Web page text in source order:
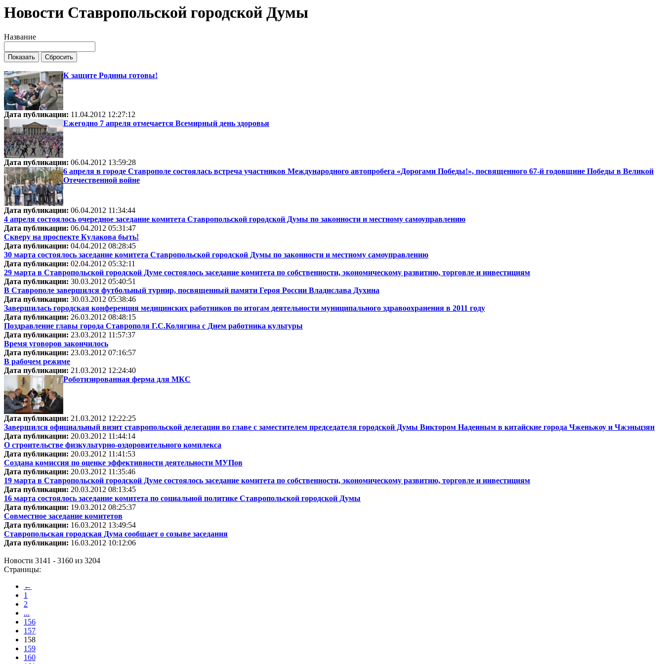
Новости Ставропольской городской Думы
Название
К защите Родины готовы!
Дата публикации: 11.04.2012 12:27:12
Ежегодно 7 апреля отмечается Всемирный день здоровья
Дата публикации: 06.04.2012 13:59:28
6 апреля в городе Ставрополе состоялась встреча участников Международного автопробега «Дорогами Победы!», посвященного 67-й годовщине Победы в Великой
Отечественной войне
Дата публикации: 06.04.2012 11:34:44
4 апреля состоялось очередное заседание комитета Ставропольской городской Думы по законности и местному самоуправлению
Дата публикации: 06.04.2012 05:31:47
Скверу на проспекте Кулакова быть!
Дата публикации: 04.04.2012 08:28:45
30 марта состоялось заседание комитета Ставропольской городской Думы по законности и местному самоуправлению
Дата публикации: 02.04.2012 05:32:11
29 марта в Ставропольской городской Думе состоялось заседание комитета по собственности, экономическому развитию, торговле и инвестициям
Дата публикации: 30.03.2012 05:40:51
В Ставрополе завершился футбольный турнир, посвященный памяти Героя России Владислава Духина
Дата публикации: 30.03.2012 05:38:46
Завершилась городская конференция медицинских работников по итогам деятельности муниципального здравоохранения в 2011 году
Дата публикации: 26.03.2012 08:48:15
Поздравление главы города Ставрополя Г.С.Колягина с Днем работника культуры
Дата публикации: 23.03.2012 11:57:37
Время уговоров закончилось
Дата публикации: 23.03.2012 07:16:57
В рабочем режиме
Дата публикации: 21.03.2012 12:24:40
Роботизированная ферма для МКС
Дата публикации: 21.03.2012 12:22:25
Завершился официальный визит ставропольской делегации во главе с заместителем председателя городской Думы Виктором Надеиным в китайские города Чженьжоу и Чжэньцзян
Дата публикации: 20.03.2012 11:44:14
О строительстве физкультурно-оздоровительного комплекса
Дата публикации: 20.03.2012 11:41:53
Создана комиссия по оценке эффективности деятельности МУПов
Дата публикации: 20.03.2012 11:35:46
19 марта в Ставропольской городской Думе состоялось заседание комитета по собственности, экономическому развитию, торговле и инвестициям
Дата публикации: 20.03.2012 08:13:45
16 марта состоялось заседание комитета по социальной политике Ставропольской городской Думы
Дата публикации: 19.03.2012 08:25:37
Совместное заседание комитетов
Дата публикации: 16.03.2012 13:49:54
Ставропольская городская Дума сообщает о созыве заседания
Дата публикации: 16.03.2012 10:12:06
Новости 3141 - 3160 из 3204
Страницы:
←
1
2
...
156
157
158
159
160